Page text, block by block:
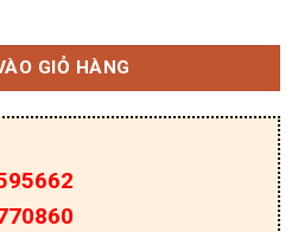
5A 250VAC 4 chân số
GIỎ HÀNG